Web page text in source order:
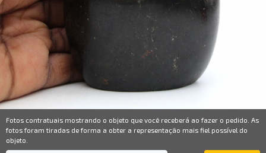
Fotos contratuais mostrando o objeto que você receberá ao fazer o pedido. As
fotos foram tiradas de forma a obter a representação mais fiel possível do
objeto.